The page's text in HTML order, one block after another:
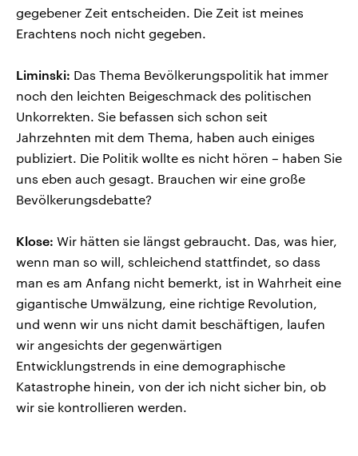
gegebener Zeit entscheiden. Die Zeit ist meines
Erachtens noch nicht gegeben.
Liminski: Das Thema Bevölkerungspolitik hat immer
noch den leichten Beigeschmack des politischen
Unkorrekten. Sie befassen sich schon seit
Jahrzehnten mit dem Thema, haben auch einiges
publiziert. Die Politik wollte es nicht hören – haben Sie
uns eben auch gesagt. Brauchen wir eine große
Bevölkerungsdebatte?
Klose: Wir hätten sie längst gebraucht. Das, was hier,
wenn man so will, schleichend stattfindet, so dass
man es am Anfang nicht bemerkt, ist in Wahrheit eine
gigantische Umwälzung, eine richtige Revolution,
und wenn wir uns nicht damit beschäftigen, laufen
wir angesichts der gegenwärtigen
Entwicklungstrends in eine demographische
Katastrophe hinein, von der ich nicht sicher bin, ob
wir sie kontrollieren werden.